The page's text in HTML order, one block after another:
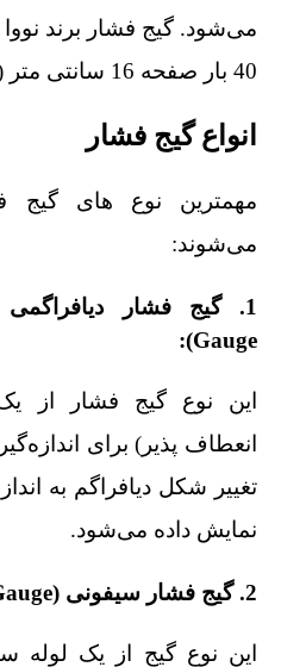
40 بار صفحه 16 سانتی متر (BACK FLANGE)
انواع گیج فشار
مهمترین نوع‌ های گیج
می‌شوند:
Gauge):
این نوع گیج فشار از
انعطاف‌ پذیر) برای
تغییر شکل دیافراگم به
نمایش داده می‌شود.
2. گیج فشار سیفونی (Siphon Pressure Gauge):
این نوع گیج از یک لوله